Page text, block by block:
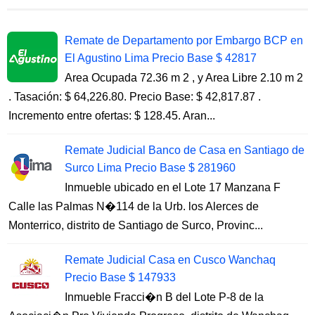
Remate de Departamento por Embargo BCP en
El Agustino Lima Precio Base $ 42817
Area Ocupada 72.36 m 2 , y Area Libre 2.10 m 2
. Tasación: $ 64,226.80. Precio Base: $ 42,817.87 .
Incremento entre ofertas: $ 128.45. Aran...
Remate Judicial Banco de Casa en Santiago de
Surco Lima Precio Base $ 281960
Inmueble ubicado en el Lote 17 Manzana F
Calle las Palmas N�114 de la Urb. los Alerces de
Monterrico, distrito de Santiago de Surco, Provinc...
Remate Judicial Casa en Cusco Wanchaq
Precio Base $ 147933
Inmueble Fracci�n B del Lote P-8 de la